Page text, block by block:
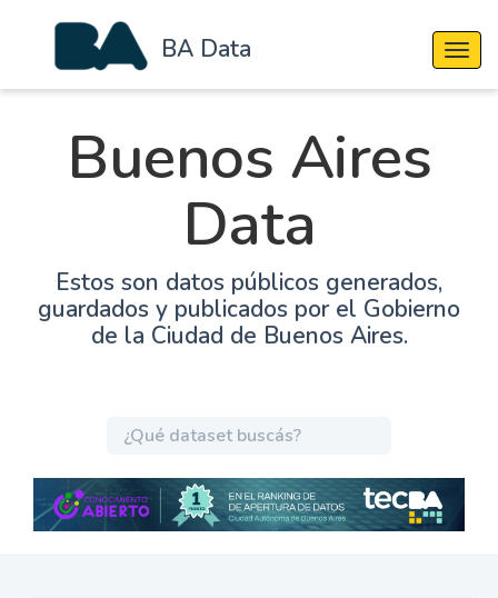
BA Data
Buenos Aires
Data
Estos son datos públicos generados,
guardados y publicados por el Gobierno
de la Ciudad de Buenos Aires.